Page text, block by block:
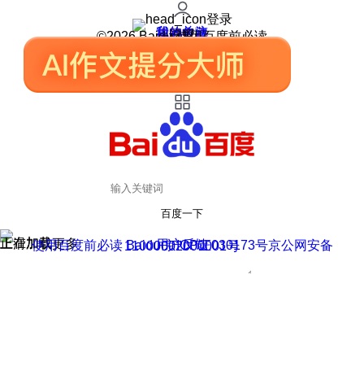
登录
我的关注
我的收藏
皮肤中心
用户反馈
设置
©2026 Baidu 使用百度前必读
百度一下
正在加载
上滑加载更多 用户反馈
使用百度前必读 Baidu 京ICP证030173号
京公网安备11000002000001号